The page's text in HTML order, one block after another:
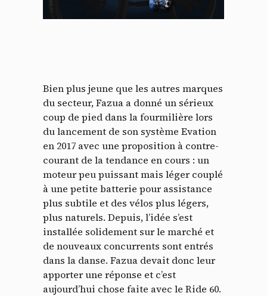
Bien plus jeune que les autres marques
du secteur, Fazua a donné un sérieux
coup de pied dans la fourmilière lors
du lancement de son système Evation
en 2017 avec une proposition à contre-
courant de la tendance en cours : un
moteur peu puissant mais léger couplé
à une petite batterie pour assistance
plus subtile et des vélos plus légers,
plus naturels. Depuis, l’idée s’est
installée solidement sur le marché et
de nouveaux concurrents sont entrés
dans la danse. Fazua devait donc leur
apporter une réponse et c’est
aujourd’hui chose faite avec le Ride 60.